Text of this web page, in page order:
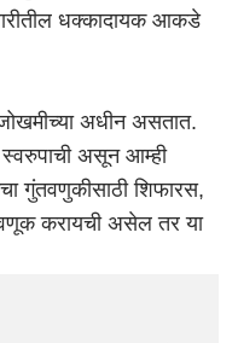
धक्कादायक आकडे
अधीन असतात.
स्वरुपाची असून आम्ही
गुंतवणुकीसाठी शिफारस,
करायची असेल तर या